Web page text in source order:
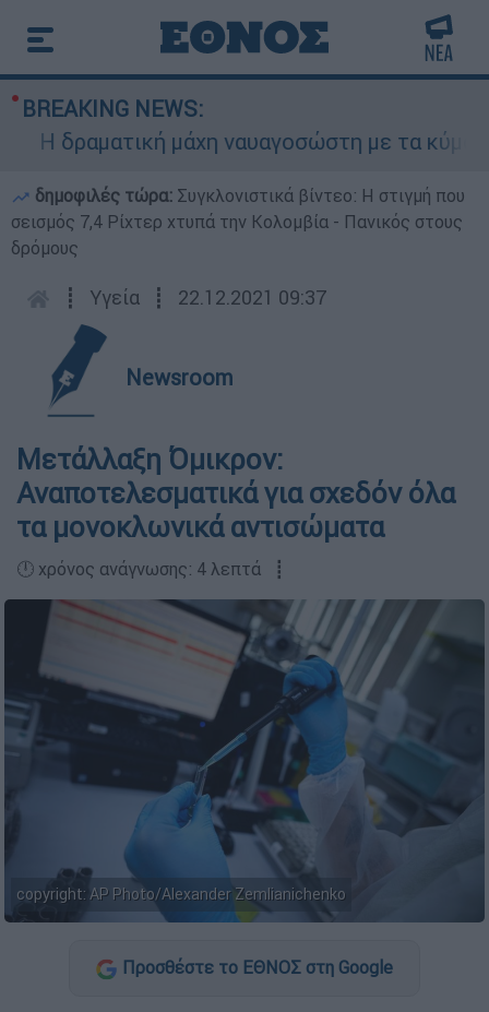
BREAKING NEWS:
μάχη ναυαγοσώστη με τα κύματα
δημοφιλές τώρα: Συγκλονιστικά βίντεο: Η στιγμή που
σεισμός 7,4 Ρίχτερ χτυπά την Κολομβία - Πανικός στους
δρόμους
┋ Υγεία ┋ 22.12.2021 09:37
Newsroom
Μετάλλαξη Όμικρον:
Αναποτελεσματικά για σχεδόν όλα
τα μονοκλωνικά αντισώματα
🕛 χρόνος ανάγνωσης: 4 λεπτά ┋
copyright: AP Photo/Alexander Zemlianichenko
Προσθέστε το ΕΘΝΟΣ στη Google